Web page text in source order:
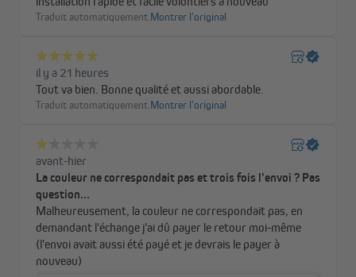
Deux versions pour répondre à vos besoins
Tissu occultant classique: le storeTenebra
au dos, assorti à la couleur de la face avant. Résultat : une
obscurité parfaite et une finition élégante.
Tissu occultant thermique: en plus d’un obscurcissement
total, cette version bénéficie d’un
revêtement thermique
argenté. Celui-ci agit comme une barrière isolante : en été, il
repousse la chaleur extérieure pour garder vos pièces
fraîches, en hiver, il empêche la chaleur intérieure de